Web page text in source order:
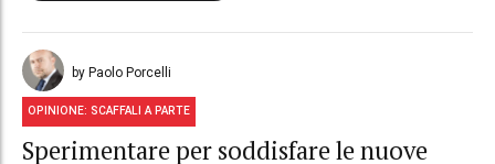
by Paolo Porcelli
OPINIONE: SCAFFALI A PARTE
Sperimentare per soddisfare le nuove